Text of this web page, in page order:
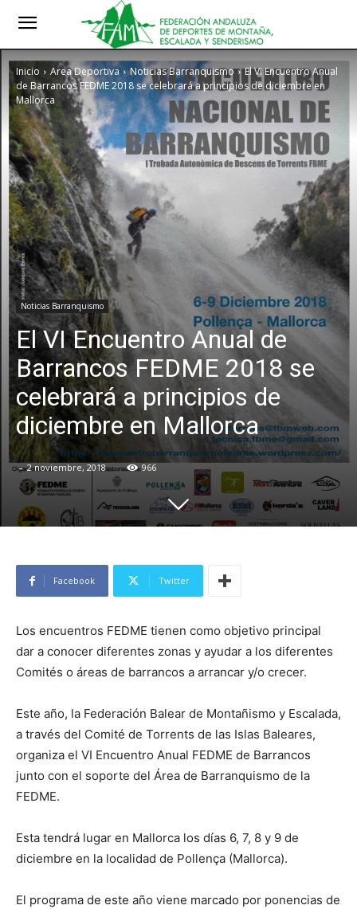
Inicio Area Deportiva Noticias Barranquismo
El VI Encuentro Anual
de Barrancos FEDME 2018 se celebrará a principios de diciembre en
Mallorca
Noticias Barranquismo
El VI Encuentro Anual de
Barrancos FEDME 2018 se
celebrará a principios de
diciembre en Mallorca
- 2 noviembre, 2018 966
Facebook Twitter
Los encuentros FEDME tienen como objetivo principal
dar a conocer diferentes zonas y ayudar a los diferentes
Comités o áreas de barrancos a arrancar y/o crecer.
Este año, la Federación Balear de Montañismo y Escalada,
a través del Comité de Torrents de las Islas Baleares,
organiza el VI Encuentro Anual FEDME de Barrancos
junto con el soporte del Área de Barranquismo de la
FEDME.
Esta tendrá lugar en Mallorca los días 6, 7, 8 y 9 de
diciembre en la localidad de Pollença (Mallorca).
El programa de este año viene marcado por ponencias de